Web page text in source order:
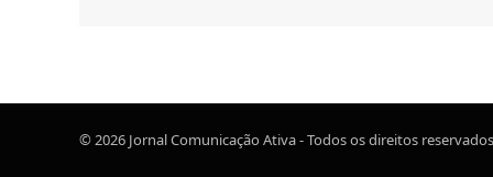
© 2026 Jornal Comunicação Ativa - Todos os direitos